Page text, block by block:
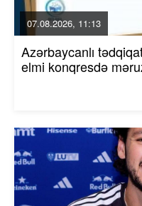
07.08.2026, 11:13
Azərbaycanlı
elmi konqresdə